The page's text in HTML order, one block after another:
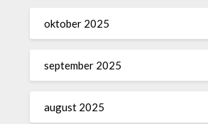
oktober 2025
september 2025
august 2025